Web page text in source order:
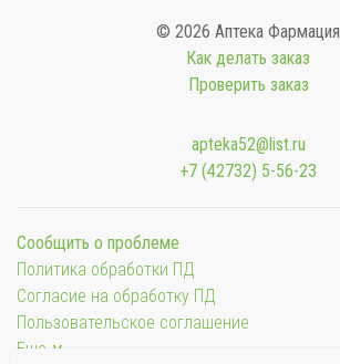
© 2026 Аптека Фармация
Как делать заказ
Проверить заказ
apteka52@list.ru
+7 (42732) 5-56-23
Сообщить о проблеме
Политика обработки ПД
Согласие на обработку ПД
Пользовательское соглашение
Еще ∨